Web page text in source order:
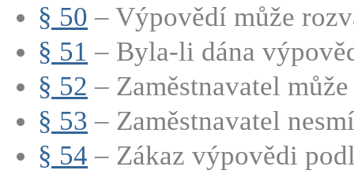
§ 50 – Výpovědí může
§ 51 – Byla-li dána
§ 52 – Zaměstnavatel
§ 53 – Zaměstnavatel
§ 54 – Zákaz výpovědi